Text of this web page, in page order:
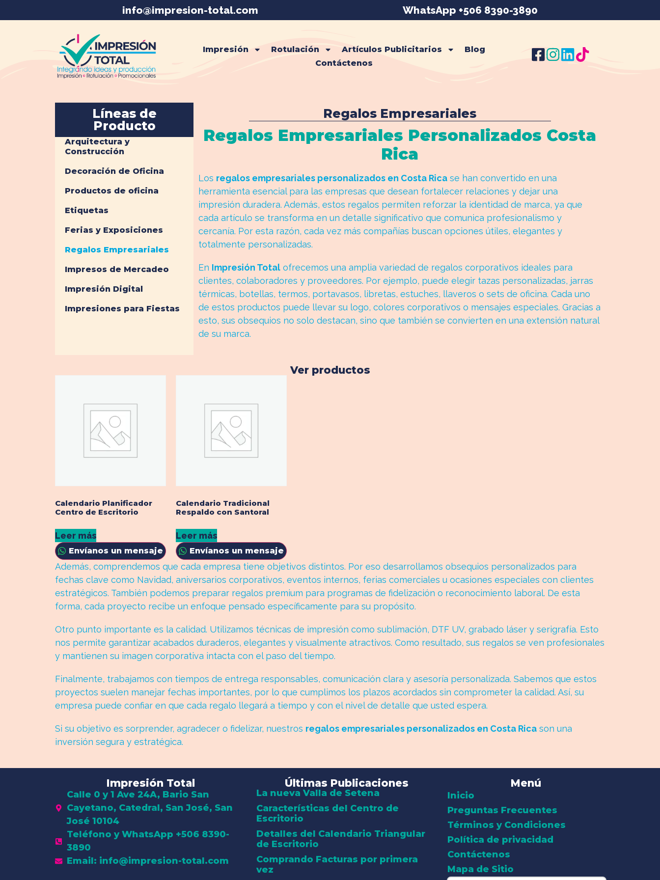
info@impresion-total.com WhatsApp +506 8390-3890
Impresión Rotulación Artículos Publicitarios
Blog
Contáctenos
Líneas de
Producto
Arquitectura y
Construcción
Decoración de Oficina
Productos de oficina
Etiquetas
Ferias y Exposiciones
Regalos Empresariales
Impresos de Mercadeo
Impresión Digital
Impresiones para Fiestas
Regalos Empresariales
Regalos Empresariales Personalizados Costa
Rica
Los regalos empresariales personalizados en Costa Rica se han convertido en una
herramienta esencial para las empresas que desean fortalecer relaciones y dejar una
impresión duradera. Además, estos regalos permiten reforzar la identidad de marca, ya que
cada artículo se transforma en un detalle significativo que comunica profesionalismo y
cercanía. Por esta razón, cada vez más compañías buscan opciones útiles, elegantes y
totalmente personalizadas.
En Impresión Total ofrecemos una amplia variedad de regalos corporativos ideales para
clientes, colaboradores y proveedores. Por ejemplo, puede elegir tazas personalizadas, jarras
térmicas, botellas, termos, portavasos, libretas, estuches, llaveros o sets de oficina. Cada uno
de estos productos puede llevar su logo, colores corporativos o mensajes especiales. Gracias a
esto, sus obsequios no solo destacan, sino que también se convierten en una extensión natural
de su marca.
Ver productos
Calendario Planificador
Centro de Escritorio
Leer más
Envíanos un mensaje
Calendario Tradicional
Respaldo con Santoral
Leer más
Envíanos un mensaje
Además, comprendemos que cada empresa tiene objetivos distintos. Por eso desarrollamos obsequios personalizados para
fechas clave como Navidad, aniversarios corporativos, eventos internos, ferias comerciales u ocasiones especiales con clientes
estratégicos. También podemos preparar regalos premium para programas de fidelización o reconocimiento laboral. De esta
forma, cada proyecto recibe un enfoque pensado específicamente para su propósito.
Otro punto importante es la calidad. Utilizamos técnicas de impresión como sublimación, DTF UV, grabado láser y serigrafía. Esto
nos permite garantizar acabados duraderos, elegantes y visualmente atractivos. Como resultado, sus regalos se ven profesionales
y mantienen su imagen corporativa intacta con el paso del tiempo.
Finalmente, trabajamos con tiempos de entrega responsables, comunicación clara y asesoría personalizada. Sabemos que estos
proyectos suelen manejar fechas importantes, por lo que cumplimos los plazos acordados sin comprometer la calidad. Así, su
empresa puede confiar en que cada regalo llegará a tiempo y con el nivel de detalle que usted espera.
Si su objetivo es sorprender, agradecer o fidelizar, nuestros regalos empresariales personalizados en Costa Rica son una
inversión segura y estratégica.
Impresión Total
Calle 0 y 1 Ave 24A, Bario San
Cayetano, Catedral, San José, San
José 10104
Teléfono y WhatsApp +506 8390-
3890
Email: info@impresion-total.com
Últimas Publicaciones
La nueva Valla de Setena
Características del Centro de
Escritorio
Detalles del Calendario Triangular
de Escritorio
Comprando Facturas por primera
vez
Menú
Inicio
Preguntas Frecuentes
Términos y Condiciones
Política de privacidad
Contáctenos
Mapa de Sitio